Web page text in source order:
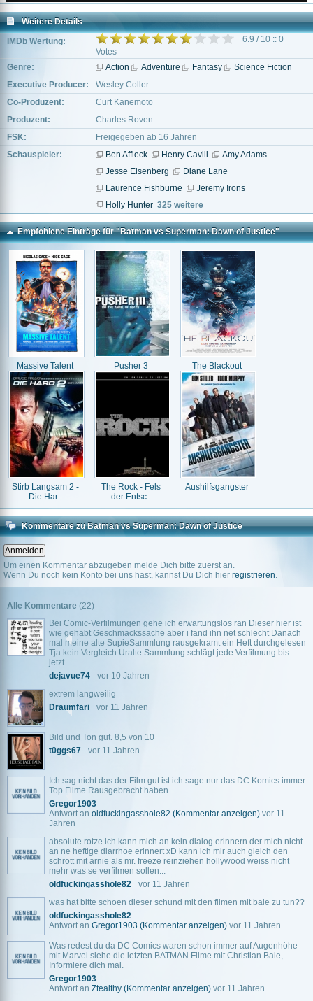
Weitere Details
IMDb Wertung:
6.9 / 10 :: 0
Votes
Genre:
Action Adventure Fantasy
Science Fiction
Executive Producer:
Wesley Coller
Co-Produzent:
Curt Kanemoto
Produzent:
Charles Roven
FSK:
Freigegeben ab 16 Jahren
Schauspieler:
Ben Affleck Henry Cavill
Amy Adams
Jesse Eisenberg
Diane Lane
Laurence Fishburne
Jeremy Irons
Holly Hunter 325 weitere
Empfohlene Einträge für "Batman vs Superman: Dawn of Justice"
Massive Talent Pusher 3 The Blackout
Stirb Langsam 2 -
Die Har..
The Rock - Fels
der Entsc..
Aushilfsgangster
Kommentare zu Batman vs Superman: Dawn of Justice
Um einen Kommentar abzugeben melde Dich bitte zuerst an.
Wenn Du noch kein Konto bei uns hast, kannst Du Dich hier registrieren.
Alle Kommentare (22)
Bei Comic-Verfilmungen gehe ich erwartungslos ran Dieser hier ist
wie gehabt Geschmackssache aber i fand ihn net schlecht Danach
mal meine alte SupieSammlung rausgekramt ein Heft durchgelesen
Tja kein Vergleich Uralte Sammlung schlägt jede Verfilmung bis
jetzt
dejavue74
vor 10 Jahren
extrem langweilig
Draumfari
vor 11 Jahren
Bild und Ton gut. 8,5 von 10
t0ggs67
vor 11 Jahren
Ich sag nicht das der Film gut ist ich sage nur das DC Komics immer
Top Filme Rausgebracht haben.
Gregor1903
Antwort an oldfuckingasshole82 (Kommentar anzeigen) vor 11
Jahren
absolute rotze ich kann mich an kein dialog erinnern der mich nicht
an ne heftige diarrhoe erinnert xD kann ich mir auch gleich den
schrott mit arnie als mr. freeze reinziehen hollywood weiss nicht
mehr was se verfilmen sollen...
oldfuckingasshole82
vor 11 Jahren
was hat bitte schoen dieser schund mit den filmen mit bale zu tun??
oldfuckingasshole82
Antwort an Gregor1903 (Kommentar anzeigen) vor 11 Jahren
Was redest du da DC Comics waren schon immer auf Augenhöhe
mit Marvel siehe die letzten BATMAN Filme mit Christian Bale,
Informiere dich mal.
Gregor1903
Antwort an Ztealthy (Kommentar anzeigen) vor 11 Jahren